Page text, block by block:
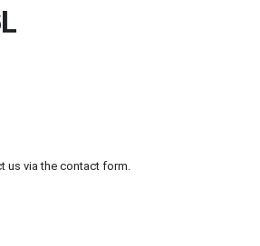
us via the contact form.